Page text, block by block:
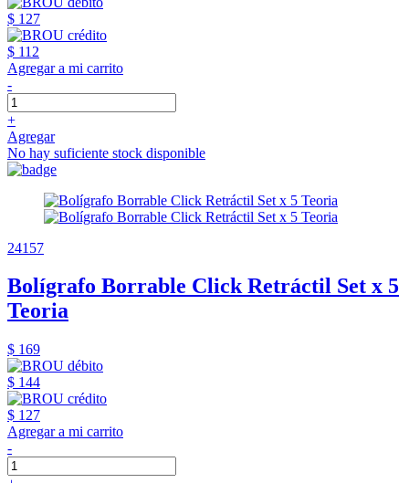
$ 127
$ 112
Agregar a mi carrito
-
+
Agregar
No hay suficiente stock disponible
24157
Bolígrafo Borrable Click Retráctil Set x 5
Teoria
$ 169
$ 144
$ 127
Agregar a mi carrito
-